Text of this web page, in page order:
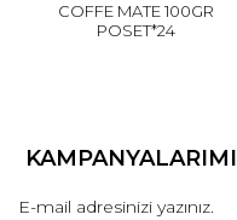
COFFE MATE 100GR
POSET*24